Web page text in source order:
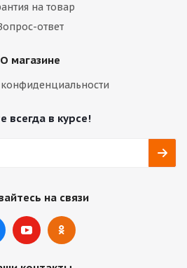
на товар
ответ
О магазине
всегда в курсе!
на связи